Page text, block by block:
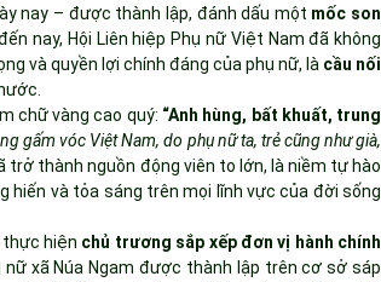
nay – được thành lập, đánh dấu một mốc son
nay, Hội Liên hiệp Phụ nữ Việt Nam đã không
và quyền lợi chính đáng của phụ nữ, là cầu nối
chữ vàng cao quý: “Anh hùng, bất khuất, trung
gấm vóc Việt Nam, do phụ nữ ta, trẻ cũng như già,
trở thành nguồn động viên to lớn, là niềm tự hào
hiến và tỏa sáng trên mọi lĩnh vực của đời sống
thực hiện chủ trương sắp xếp đơn vị hành chính
nữ xã Núa Ngam được thành lập trên cơ sở sáp